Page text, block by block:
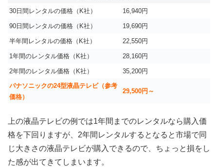
30日間レンタルの価格（K社） 16,940円
90日間レンタルの価格（K社） 19,690円
半年間レンタルの価格（K社） 22,550円
1年間のレンタル価格（K社） 28,160円
2年間のレンタル価格（K社）
35,200円
パナソニックの24型液晶テレビ（参考
価格）
29,500円～
上の液晶テレビの例では1年間までのレンタルなら購入価
格を下回りますが、2年間レンタルするとなると市場で同
じ大きさの液晶テレビが購入できるので、ちょっと損をし
た感が出てきてしまいます。